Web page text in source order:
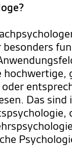
hochwertige,
Das sind